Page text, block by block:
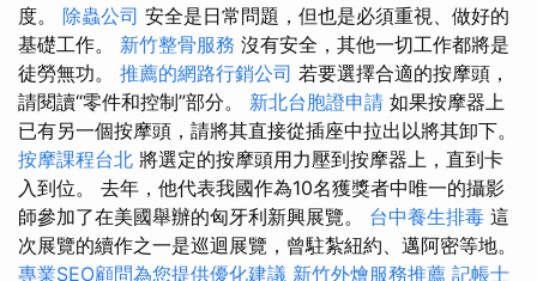
度。 除蟲公司 安全是日常問題，但也是必須重視、做好的
基礎工作。 新竹整骨服務 沒有安全，其他一切工作都將是
徒勞無功。 推薦的網路行銷公司 若要選擇合適的按摩頭，
請閱讀“零件和控制”部分。 新北台胞證申請 如果按摩器上
已有另一個按摩頭，請將其直接從插座中拉出以將其卸下。
按摩課程台北 將選定的按摩頭用力壓到按摩器上，直到卡
入到位。 去年，他代表我國作為10名獲獎者中唯一的攝影
師參加了在美國舉辦的匈牙利新興展覽。 台中養生排毒 這
次展覽的續作之一是巡迴展覽，曾駐紮紐約、邁阿密等地。
專業SEO顧問為您提供優化建議 新竹外燴服務推薦 記帳士